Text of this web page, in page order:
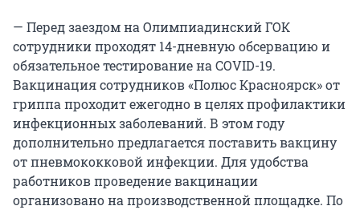
— Перед заездом на Олимпиадинский ГОК
сотрудники проходят 14-дневную обсервацию и
обязательное тестирование на COVID-19.
Вакцинация сотрудников «Полюс Красноярск» от
гриппа проходит ежегодно в целях профилактики
инфекционных заболеваний. В этом году
дополнительно предлагается поставить вакцину
от пневмококковой инфекции. Для удобства
работников проведение вакцинации
организовано на производственной площадке. По